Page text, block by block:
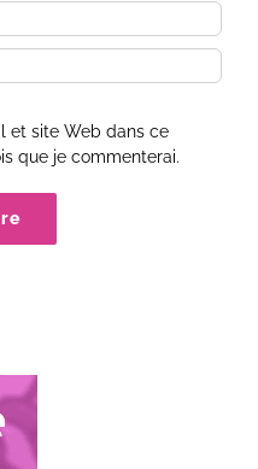
et site Web dans ce
que je commenterai.